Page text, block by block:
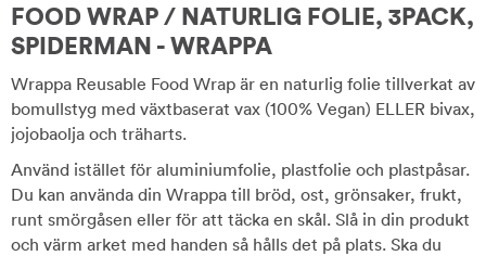
FOOD WRAP / NATURLIG FOLIE, 3PACK,
SPIDERMAN - WRAPPA
Wrappa Reusable Food Wrap är en naturlig folie tillverkat av
bomullstyg med växtbaserat vax (100% Vegan) ELLER bivax,
jojobaolja och träharts.
Använd istället för aluminiumfolie, plastfolie och plastpåsar.
Du kan använda din Wrappa till bröd, ost, grönsaker, frukt,
runt smörgåsen eller för att täcka en skål. Slå in din produkt
och värm arket med handen så hålls det på plats. Ska du